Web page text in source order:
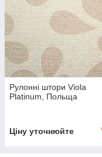
Рулонні штори Viola
Platinum, Польща
Ціну уточнюйте